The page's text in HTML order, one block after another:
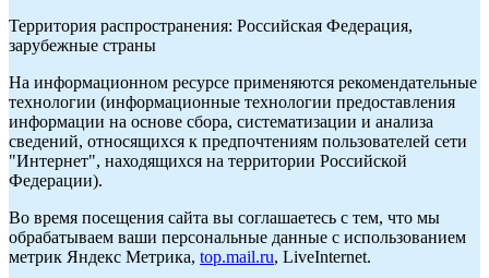
Территория распространения: Российская Федерация,
зарубежные страны
На информационном ресурсе применяются рекомендательные
технологии (информационные технологии предоставления
информации на основе сбора, систематизации и анализа
сведений, относящихся к предпочтениям пользователей сети
"Интернет", находящихся на территории Российской
Федерации).
Во время посещения сайта вы соглашаетесь с тем, что мы
обрабатываем ваши персональные данные с использованием
метрик Яндекс Метрика, top.mail.ru, LiveInternet.